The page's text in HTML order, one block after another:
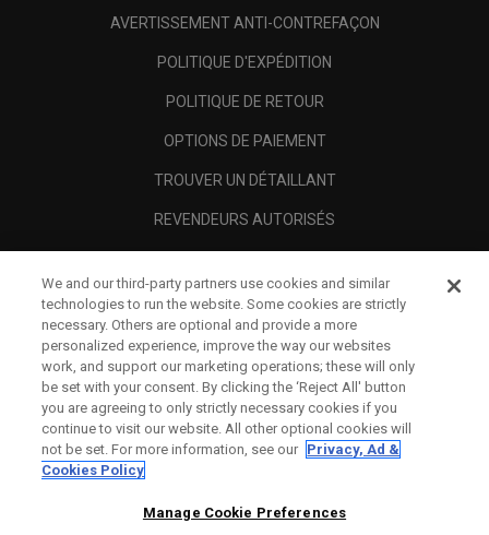
AVERTISSEMENT ANTI-CONTREFAÇON
POLITIQUE D'EXPÉDITION
POLITIQUE DE RETOUR
OPTIONS DE PAIEMENT
TROUVER UN DÉTAILLANT
REVENDEURS AUTORISÉS
A PROPOS
MENTIONS LÉGALES
We and our third-party partners use cookies and similar
technologies to run the website. Some cookies are strictly
necessary. Others are optional and provide a more
personalized experience, improve the way our websites
work, and support our marketing operations; these will only
be set with your consent. By clicking the ‘Reject All' button
you are agreeing to only strictly necessary cookies if you
continue to visit our website. All other optional cookies will
not be set. For more information, see our Privacy, Ad &
Cookies Policy
Manage Cookie Preferences